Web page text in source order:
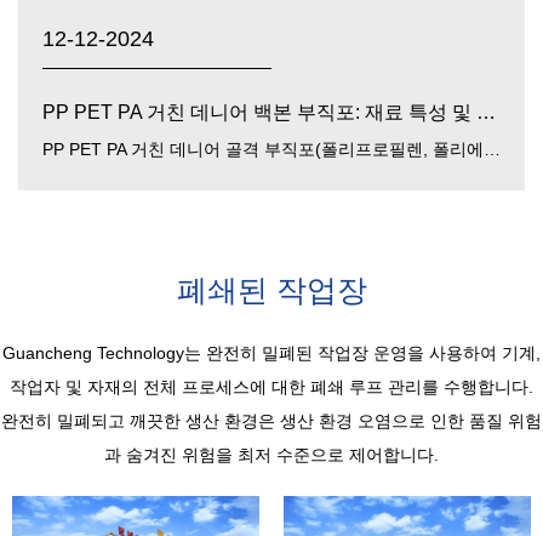
12-12-2024
PP PET PA 거친 데니어 백본 부직포: 재료 특성 및 광범위한 응용 분야
폐쇄된 작업장
Guancheng Technology는 완전히 밀폐된 작업장 운영을 사용하여 기계,
작업자 및 자재의 전체 프로세스에 대한 폐쇄 루프 관리를 수행합니다.
완전히 밀폐되고 깨끗한 생산 환경은 생산 환경 오염으로 인한 품질 위험
과 숨겨진 위험을 최저 수준으로 제어합니다.